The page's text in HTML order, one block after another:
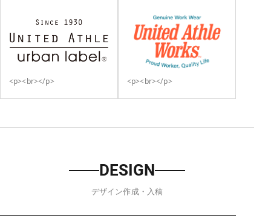
<p><br></p> <p><br></p>
DESIGN
デザイン作成・入稿